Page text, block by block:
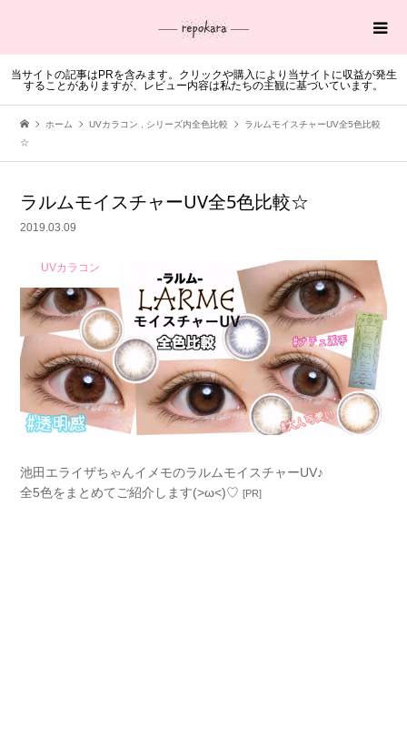
当サイトの記事はPRを含みます。クリックや購入により当サイトに収益が発生
することがありますが、レビュー内容は私たちの主観に基づいています。
ホーム UVカラコン シリーズ内全色比較
ラルムモイスチャーUV全5色比較
☆
ラルムモイスチャーUV全5色比較☆
2019.03.09
UVカラコン
池田エライザちゃんイメモのラルムモイスチャーUV♪
全5色をまとめてご紹介します(>ω<)♡[PR]